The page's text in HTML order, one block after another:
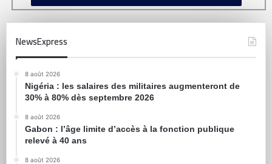
NewsExpress
8 août 2026
Nigéria : les salaires des militaires augmenteront de
30% à 80% dès septembre 2026
8 août 2026
Gabon : l’âge limite d’accès à la fonction publique
relevé à 40 ans
8 août 2026